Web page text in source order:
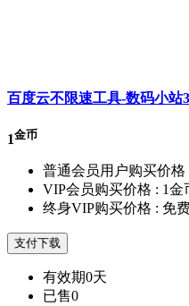
百度云不限速工具-数码小站
1金币
普通会员用户购买价格
VIP会员购买价格 : 1金
终身VIP购买价格 : 免
支付下载
有效期0天
已售0